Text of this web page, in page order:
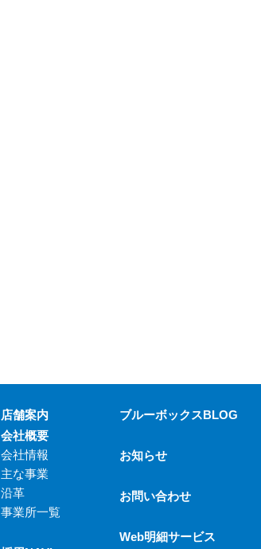
店舗案内
会社概要
会社情報
主な事業
沿革
事業所一覧
ブルーボックスBLOG
お知らせ
お問い合わせ
Web明細サービス